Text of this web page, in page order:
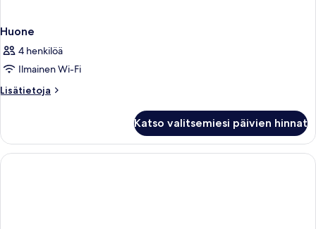
Huone
4 henkilöä
Ilmainen Wi-Fi
Lisätietoja
Lisätietoja
Katso valitsemiesi päivien hinnat